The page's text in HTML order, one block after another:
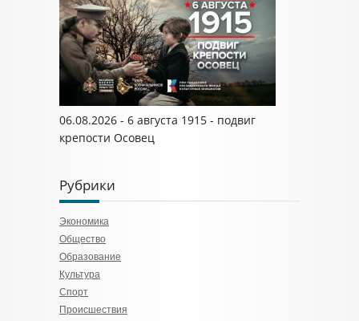
06.08.2026 - 6 августа 1915 - подвиг
крепости Осовец
Рубрики
Экономика
Общество
Образование
Культура
Спорт
Происшествия